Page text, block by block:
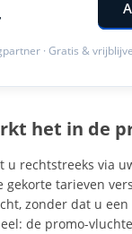
· Gratis &
het in de
u rechtstreeks via
gekorte tarieven
zonder dat u
de promo-